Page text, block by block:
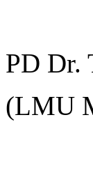
PD Dr.
(LMU